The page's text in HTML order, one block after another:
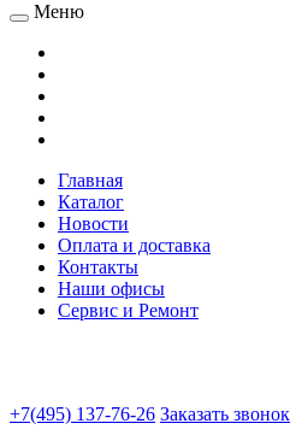
Меню
Главная
Каталог
Новости
Оплата и доставка
Контакты
Наши офисы
Сервис и Ремонт
+7(495) 137-76-26 Заказать звонок